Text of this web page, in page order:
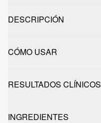
DESCRIPCIÓN
CÓMO USAR
RESULTADOS CLÍNICOS
INGREDIENTES